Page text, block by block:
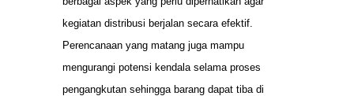
kegiatan distribusi berjalan secara efektif.
Perencanaan yang matang juga mampu
mengurangi potensi kendala selama proses
pengangkutan sehingga barang dapat tiba di